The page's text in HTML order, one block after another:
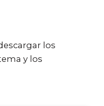
los
y los